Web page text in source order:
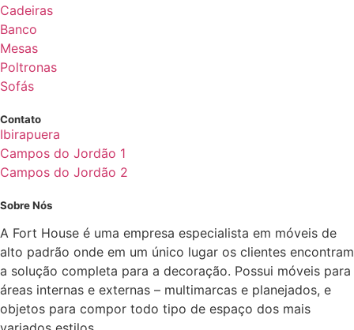
Cadeiras
Banco
Mesas
Poltronas
Sofás
Contato
Ibirapuera
Campos do Jordão 1
Campos do Jordão 2
Sobre Nós
A Fort House é uma empresa especialista em móveis de
alto padrão onde em um único lugar os clientes encontram
a solução completa para a decoração. Possui móveis para
áreas internas e externas – multimarcas e planejados, e
objetos para compor todo tipo de espaço dos mais